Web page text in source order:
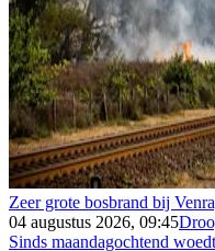
Zeer grote bosbrand bij
04 augustus 2026, 09:45
Sinds maandagochtend